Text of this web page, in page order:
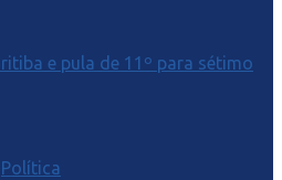
Política